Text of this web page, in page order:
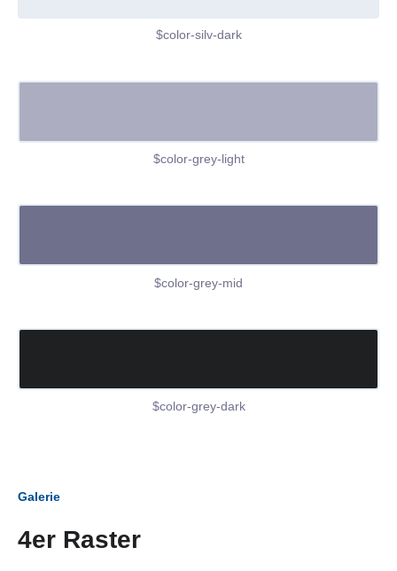
$color-silv-dark
$color-grey-light
$color-grey-mid
$color-grey-dark
Galerie
4er Raster